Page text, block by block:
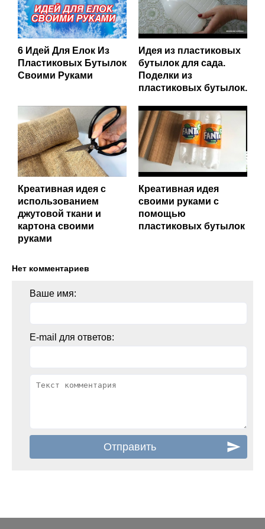
6 Идей Для Елок Из
Пластиковых Бутылок
Своими Руками
Идея из пластиковых
бутылок для сада.
Поделки из
пластиковых бутылок.
Креативная идея с
использованием
джутовой ткани и
картона своими
руками
Креативная идея
своими руками с
помощью
пластиковых бутылок
Нет комментариев
Ваше имя:
E-mail для ответов: